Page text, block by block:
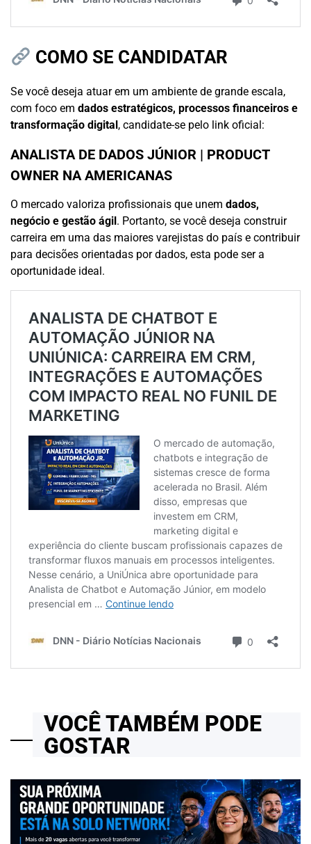
COMO SE CANDIDATAR
Se você deseja atuar em um ambiente de grande escala,
com foco em dados estratégicos, processos financeiros e
transformação digital, candidate-se pelo link oficial:
ANALISTA DE DADOS JÚNIOR | PRODUCT
OWNER NA AMERICANAS
O mercado valoriza profissionais que unem dados,
negócio e gestão ágil. Portanto, se você deseja construir
carreira em uma das maiores varejistas do país e contribuir
para decisões orientadas por dados, esta pode ser a
oportunidade ideal.
VOCÊ TAMBÉM PODE
GOSTAR